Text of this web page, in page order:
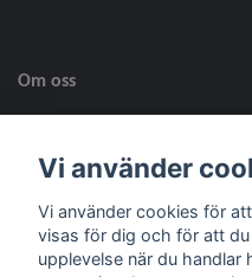
Om oss
Fotmeny
Vi använder
Vi använder cookies för
visas för dig och för att
upplevelse när du